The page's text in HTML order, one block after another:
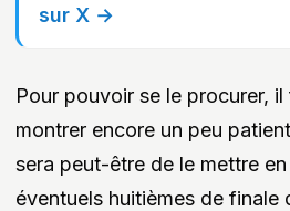
sur X →
Pour pouvoir se le procurer,
montrer encore un peu
sera peut-être de le mettre
éventuels huitièmes de finale